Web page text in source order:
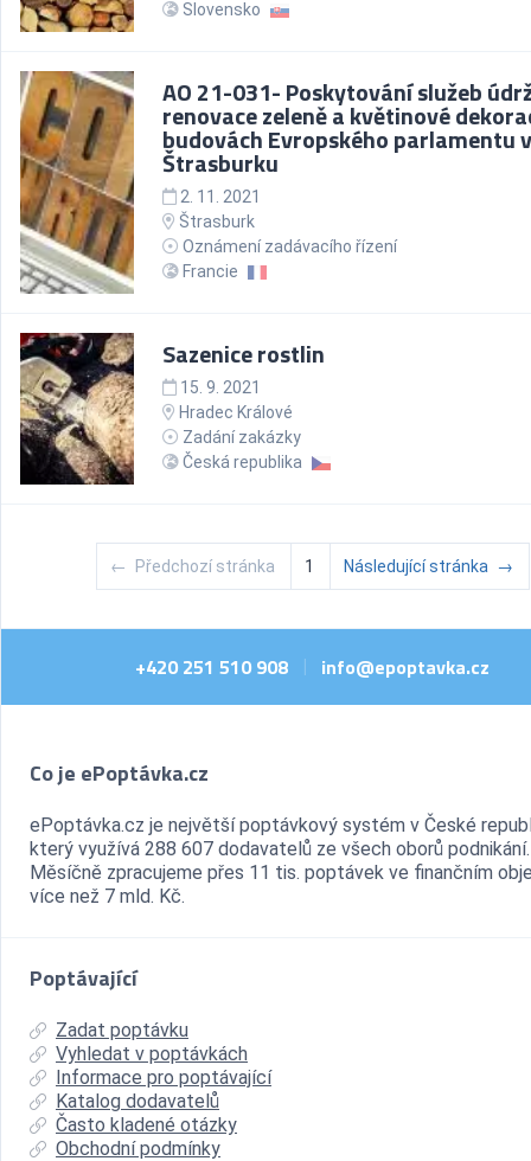
Slovensko
AO 21-031- Poskytování služeb
renovace zeleně a květinové
budovách Evropského parlamentu
Štrasburku
2. 11. 2021
Štrasburk
Oznámení zadávacího řízení
Francie
Sazenice rostlin
15. 9. 2021
Hradec Králové
Zadání zakázky
Česká republika
← Předchozí stránka 1 Následující stránka →
+420 251 510 908 | info@epoptavka.cz
Co je ePoptávka.cz
ePoptávka.cz je největší poptávkový systém v České
který využívá 288 607 dodavatelů ze všech oborů podnikání.
Měsíčně zpracujeme přes 11 tis. poptávek ve finančním
více než 7 mld. Kč.
Poptávající
Zadat poptávku
Vyhledat v poptávkách
Informace pro poptávající
Katalog dodavatelů
Často kladené otázky
Obchodní podmínky